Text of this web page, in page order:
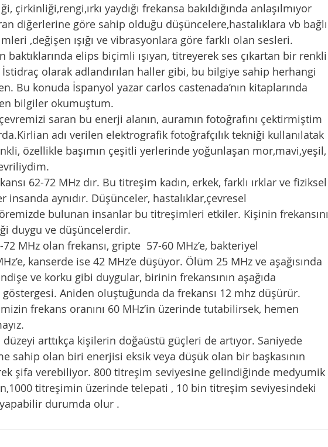
çirkinliği,rengi,ırkı yaydığı frekansa bakıldığında anlaşılmıyor
diğerlerine göre sahip olduğu düşüncelere,hastalıklara vb bağlı
,değişen ışığı ve vibrasyonlara göre farklı olan sesleri.
baktıklarında elips biçimli ışıyan, titreyerek ses çıkartan bir renkli
olarak adlandırılan haller gibi, bu bilgiye sahip herhangi
Bu konuda İspanyol yazar carlos castenada’nın kitaplarında
bilgiler okumuştum.
saran bu enerji alanın, auramın fotoğrafını çektirmiştim
adı verilen elektrografik fotoğrafçılık tekniği kullanılatak
özellikle başımın çeşitli yerlerinde yoğunlaşan mor,mavi,yeşil,
62-72 MHz dır. Bu titreşim kadın, erkek, farklı ırklar ve fiziksel
insanda aynıdır. Düşünceler, hastalıklar,çevresel
bulunan insanlar bu titreşimleri etkiler. Kişinin frekansını
duygu ve düşüncelerdir.
MHz olan frekansı, gripte  57-60 MHz’e, bakteriyel
kanserde ise 42 MHz’e düşüyor. Ölüm 25 MHz ve aşağısında
ve korku gibi duygular, birinin frekansının aşağıda
Aniden oluştuğunda da frekansı 12 mhz düşürür.
frekans oranını 60 MHz’in üzerinde tutabilirsek, hemen
arttıkça kişilerin doğaüstü güçleri de artıyor. Saniyede
sahip olan biri enerjisi eksik veya düşük olan bir başkasının
şifa verebiliyor. 800 titreşim seviyesine gelindiğinde medyumik
titreşimin üzerinde telepati , 10 bin titreşim seviyesindeki
durumda olur .